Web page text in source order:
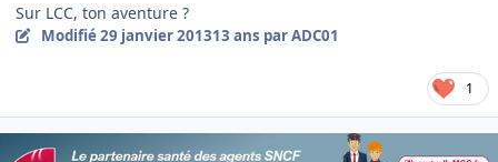
Sur LCC, ton aventure ?
Modifié29 janvier 201313 ans par ADC01
1